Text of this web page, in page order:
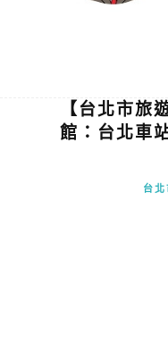
【台北市旅
館：台北車
台北